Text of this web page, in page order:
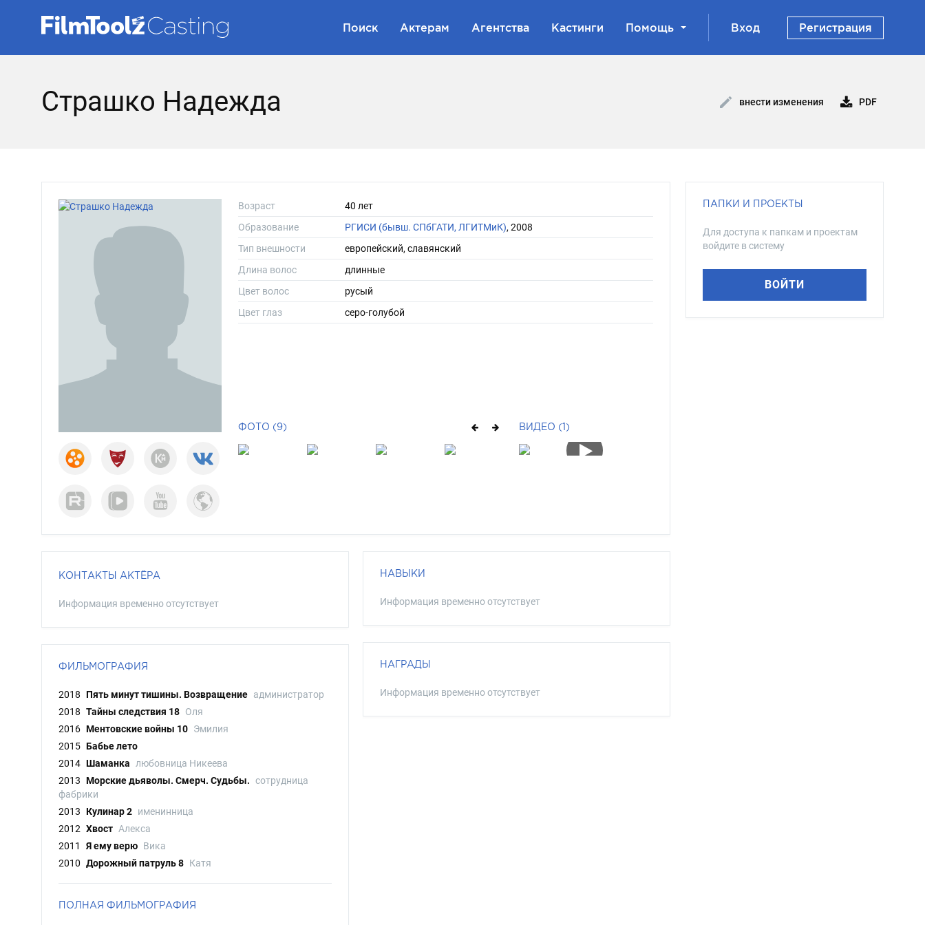
Поиск Актерам Агентства Кастинги Помощь Вход Регистрация
Страшко Надежда внести изменения PDF
Возраст
40 лет
Образование
РГИСИ (бывш. СПбГАТИ, ЛГИТМиК), 2008
Тип внешности
европейский, славянский
Длина волос
длинные
Цвет волос
русый
Цвет глаз
серо-голубой
ФОТО (9) ВИДЕО (1)
КОНТАКТЫ АКТЁРА
Информация временно отсутствует
ФИЛЬМОГРАФИЯ
2018 Пять минут тишины. Возвращение администратор
2018 Тайны следствия 18 Оля
2016 Ментовские войны 10 Эмилия
2015 Бабье лето
2014 Шаманка
любовница Никеева
2013 Морские дьяволы. Смерч. Судьбы. сотрудница
фабрики
2013
Кулинар 2 именинница
2012 Хвост Алекса
2011
Я ему верю Вика
2010 Дорожный патруль 8 Катя
ПОЛНАЯ ФИЛЬМОГРАФИЯ
НАВЫКИ
Информация временно отсутствует
НАГРАДЫ
Информация временно отсутствует
ПАПКИ И ПРОЕКТЫ
Для доступа к папкам и проектам
войдите в систему
ВОЙТИ